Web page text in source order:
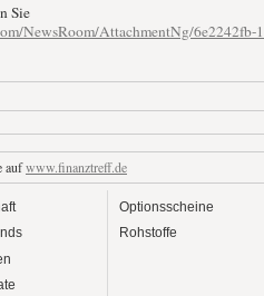
Sie
NewsRoom/AttachmentNg/6e2242fb-
aufwww.finanztreff.de
Optionsscheine
Rohstoffe